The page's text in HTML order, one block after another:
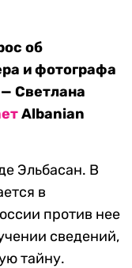
об
и фотографа
Светлана
Albanian
Эльбасан. В
в
против нее
сведений,
тайну.